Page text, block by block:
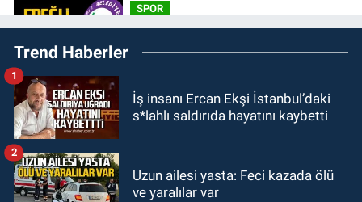
SPOR
11:49Kdz. Ereğli Belediyespor'da
kulübün başına kim geçecek?
11:45
10:14Polis Akademisi Başkanlığı
Trend Haberler
İş insanı Ercan Ekşi İstanbul’daki
s*lahlı saldırıda hayatını kaybetti
1
Uzun ailesi yasta: Feci kazada ölü
ve yaralılar var
2